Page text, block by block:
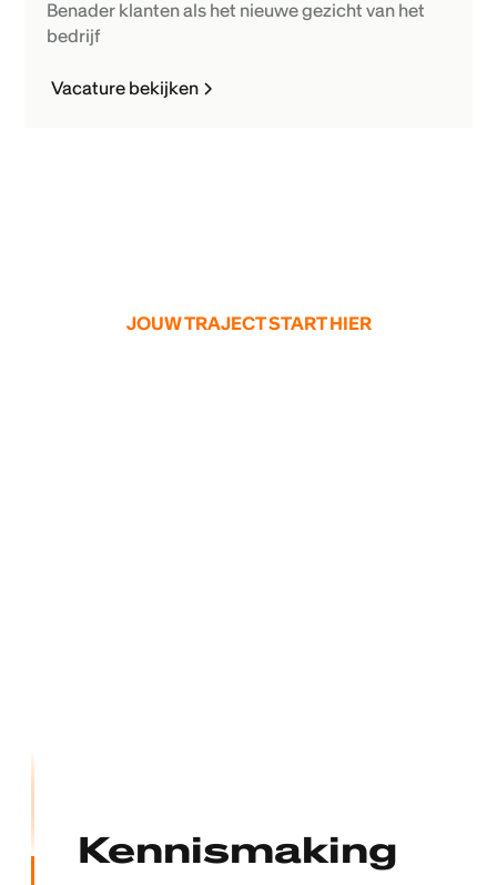
Benader klanten als het nieuwe gezicht van het
bedrijf
Vacature bekijken
JOUW TRAJECT START HIER
Kennismaking